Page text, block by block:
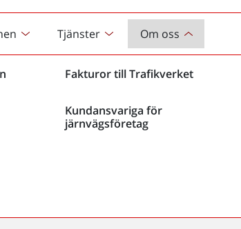
Tjänster Om oss
Fakturor till Trafikverket
Kundansvariga för
järnvägsföretag